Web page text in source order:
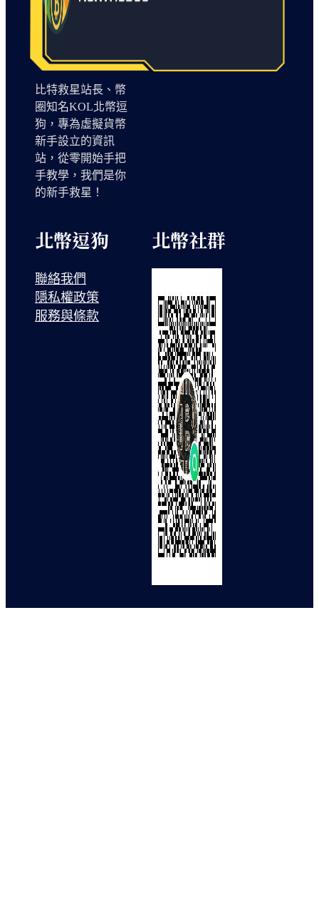
比特救星站長、幣
圈知名KOL北幣逗
狗，專為虛擬貨幣
新手設立的資訊
站，從零開始手把
手教學，我們是你
的新手救星！
北幣逗狗
聯絡我們
隱私權政策
服務與條款
北幣社群